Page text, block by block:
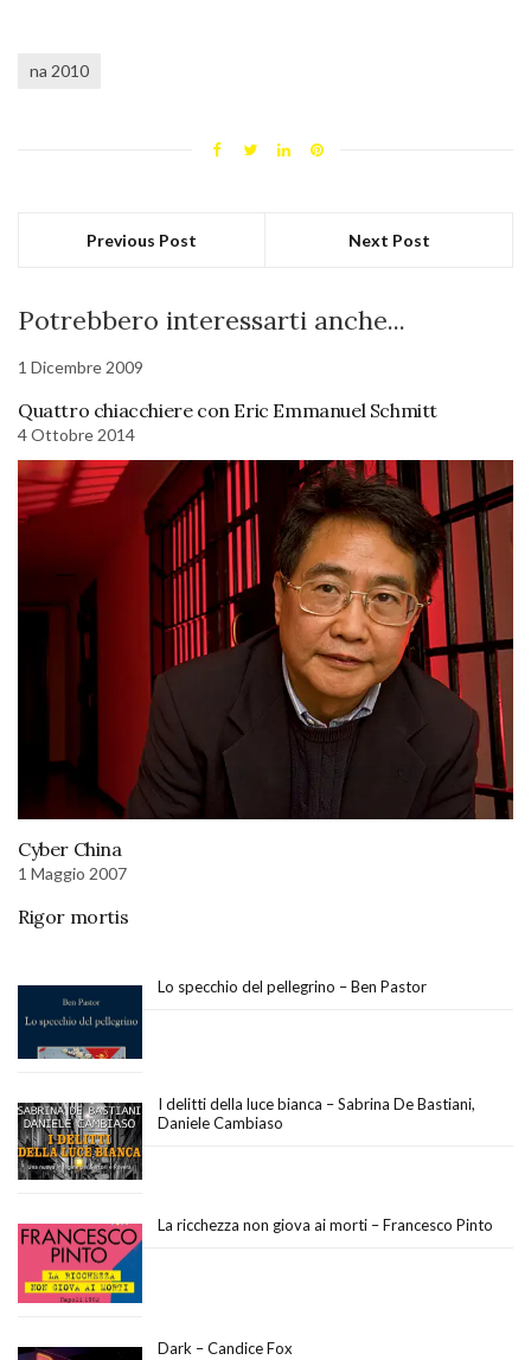
na 2010
Previous Post Next Post
Potrebbero interessarti anche...
1 Dicembre 2009
Quattro chiacchiere con Eric Emmanuel Schmitt
4 Ottobre 2014
Cyber China
1 Maggio 2007
Rigor mortis
Lo specchio del pellegrino – Ben Pastor
I delitti della luce bianca – Sabrina De Bastiani,
Daniele Cambiaso
La ricchezza non giova ai morti – Francesco Pinto
Dark – Candice Fox